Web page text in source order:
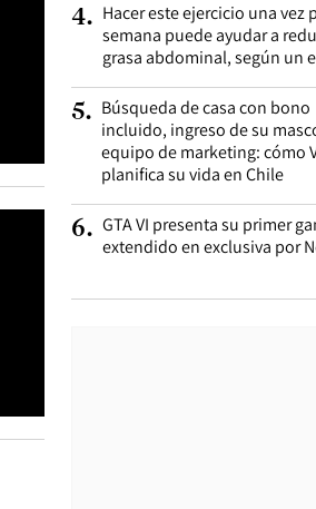
4. Hacer este ejercicio una vez
semana puede ayudar a
grasa abdominal, según un
5. Búsqueda de casa con bono
incluido, ingreso de su
equipo de marketing: cómo
planifica su vida en Chile
6. GTA VI presenta su primer
extendido en exclusiva por